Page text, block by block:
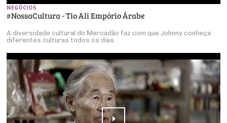
NEGÓCIOS
#NossaCultura - Tio Ali Empório Árabe
A diversidade cultural do Mercadão faz com que Johnny conheça
diferentes culturas todos os dias.